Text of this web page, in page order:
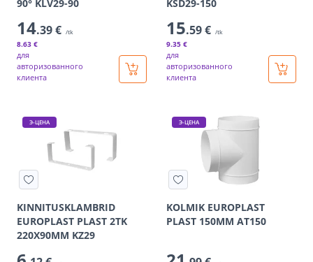
90° KLV29-90
14.39 € /tk
8.63 €
для
авторизованного
клиента
KSD29-150
15.59 € /tk
9.35 €
для
авторизованного
клиента
Э-ЦЕНА
KINNITUSKLAMBRID
EUROPLAST PLAST 2TK
220X90MM KZ29
Э-ЦЕНА
KOLMIK EUROPLAST
PLAST 150MM AT150